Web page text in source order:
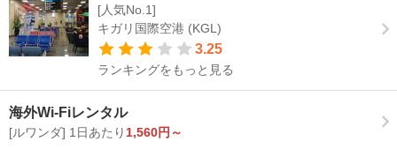
[人気No.1]
キガリ国際空港 (KGL)
3.25
ランキングをもっと見る
海外Wi-Fiレンタル
[ルワンダ] 1日あたり 1,560円～